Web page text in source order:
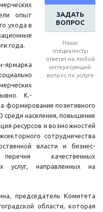
ЗАДАТЬ
ВОПРОС
Наши
специалисты
ответят на любой
интересующий
вопрос по услуге
опыт
ухода в
года.
ярмарка
К.-
формирование позитивного
населения, повышение
ресурсов и возможностей
сотрудничества
власти и бизнес-
качественных
услуг, направленных на
председатель Комитета
области, которая